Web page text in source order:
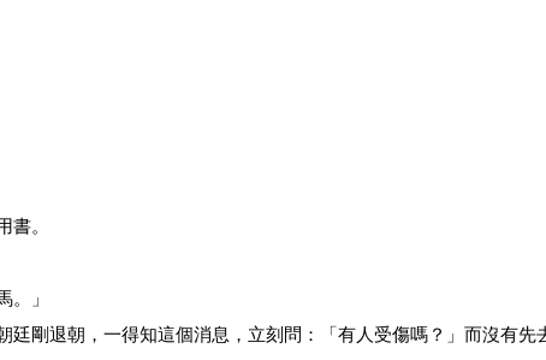
書。
。」
剛退朝，一得知這個消息，立刻問：「有人受傷嗎？」而沒有先